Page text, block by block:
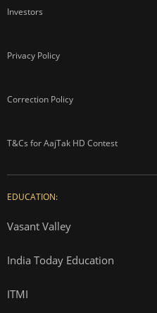
Investors
Privacy Policy
Correction Policy
T&Cs for AajTak HD Contest
EDUCATION:
Vasant Valley
India Today Education
ITMI